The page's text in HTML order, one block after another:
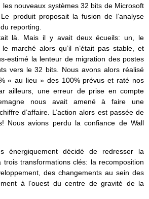
nouveaux systèmes 32 bits de Microsoft
produit proposait la fusion de l’analyse
reporting.
là. Mais il y avait deux écueils: un, le
marché alors qu’il n’était pas stable, et
estimé la lenteur de migration des postes
vers le 32 bits. Nous avons alors réalisé
« au lieu » des 100% prévus et raté nos
ailleurs, une erreur de prise en compte
nous avait amené à faire une
d’affaire. L’action alors est passée de
Nous avions perdu la confiance de Wall
énergiquement décidé de redresser la
trois transformations clés: la recomposition
des changements au sein des
à l’ouest du centre de gravité de la